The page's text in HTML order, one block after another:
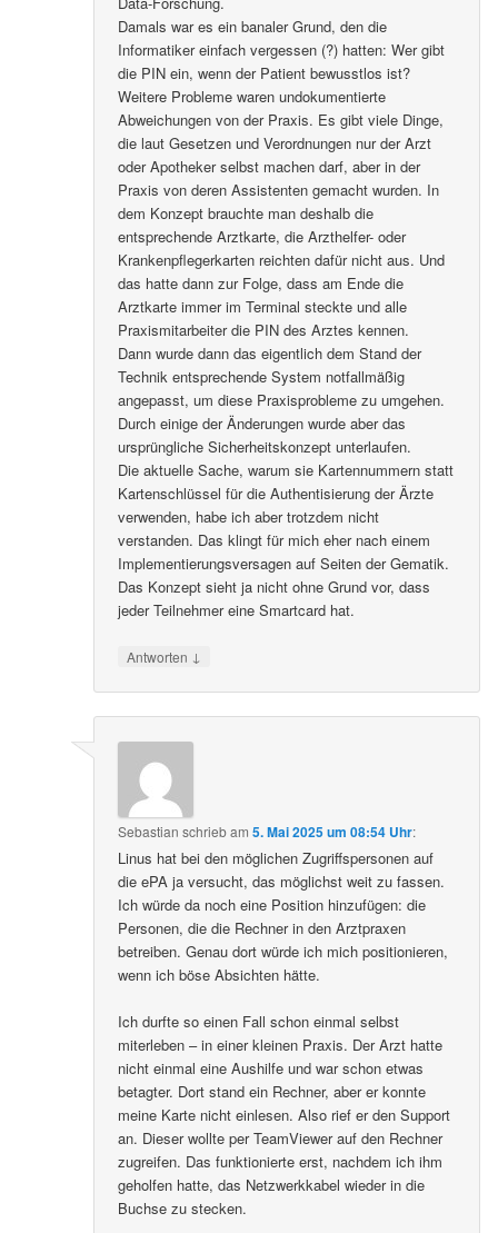
Damals war es ein banaler Grund, den die
Informatiker einfach vergessen (?) hatten: Wer gibt
die PIN ein, wenn der Patient bewusstlos ist?
Weitere Probleme waren undokumentierte
Abweichungen von der Praxis. Es gibt viele Dinge,
die laut Gesetzen und Verordnungen nur der Arzt
oder Apotheker selbst machen darf, aber in der
Praxis von deren Assistenten gemacht wurden. In
dem Konzept brauchte man deshalb die
entsprechende Arztkarte, die Arzthelfer- oder
Krankenpflegerkarten reichten dafür nicht aus. Und
das hatte dann zur Folge, dass am Ende die
Arztkarte immer im Terminal steckte und alle
Praxismitarbeiter die PIN des Arztes kennen.
Dann wurde dann das eigentlich dem Stand der
Technik entsprechende System notfallmäßig
angepasst, um diese Praxisprobleme zu umgehen.
Durch einige der Änderungen wurde aber das
ursprüngliche Sicherheitskonzept unterlaufen.
Die aktuelle Sache, warum sie Kartennummern statt
Kartenschlüssel für die Authentisierung der Ärzte
verwenden, habe ich aber trotzdem nicht
verstanden. Das klingt für mich eher nach einem
Implementierungsversagen auf Seiten der Gematik.
Das Konzept sieht ja nicht ohne Grund vor, dass
jeder Teilnehmer eine Smartcard hat.
Antworten ↓
Sebastian schriebam5. Mai 2025 um 08:54 Uhr:
Linus hat bei den möglichen Zugriffspersonen auf
die ePA ja versucht, das möglichst weit zu fassen.
Ich würde da noch eine Position hinzufügen: die
Personen, die die Rechner in den Arztpraxen
betreiben. Genau dort würde ich mich positionieren,
wenn ich böse Absichten hätte.
Ich durfte so einen Fall schon einmal selbst
miterleben – in einer kleinen Praxis. Der Arzt hatte
nicht einmal eine Aushilfe und war schon etwas
betagter. Dort stand ein Rechner, aber er konnte
meine Karte nicht einlesen. Also rief er den Support
an. Dieser wollte per TeamViewer auf den Rechner
zugreifen. Das funktionierte erst, nachdem ich ihm
geholfen hatte, das Netzwerkkabel wieder in die
Buchse zu stecken.